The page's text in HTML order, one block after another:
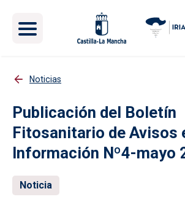
Noticias
Publicación del Boletín
Fitosanitario de Avisos
Información Nº4-mayo
Noticia